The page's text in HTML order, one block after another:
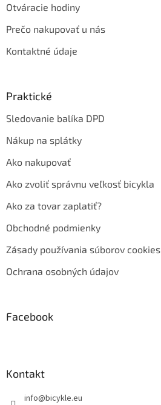
Otváracie hodiny
Prečo nakupovať u nás
Kontaktné údaje
Praktické
Sledovanie balíka DPD
Nákup na splátky
Ako nakupovať
Ako zvoliť správnu veľkosť bicykla
Ako za tovar zaplatiť?
Obchodné podmienky
Zásady používania súborov cookies
Ochrana osobných údajov
Facebook
Kontakt
info@bicykle.eu